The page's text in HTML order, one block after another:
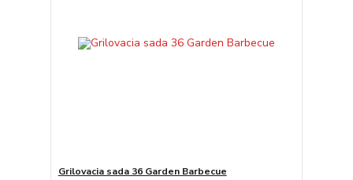
Grilovacia sada 36 Garden Barbecue